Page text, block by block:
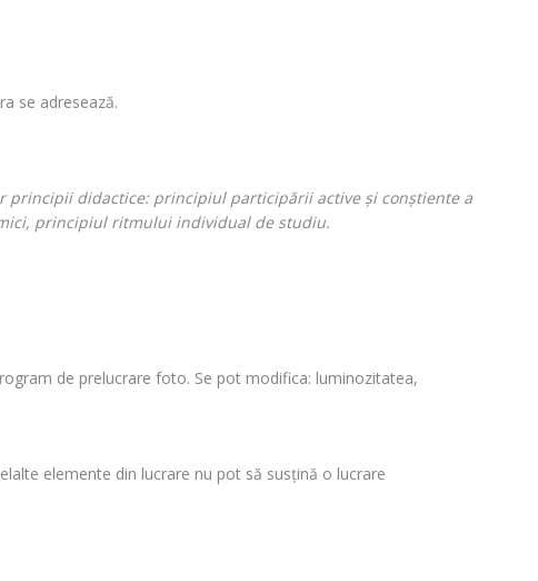
se adresează.
didactice: principiul participării active şi conştiente a
principiul ritmului individual de studiu.
de prelucrare foto. Se pot modifica: luminozitatea,
elemente din lucrare nu pot să susţină o lucrare